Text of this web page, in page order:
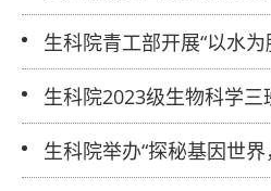
护成长”科普志愿活动
生科院青工部开展“以水为
源”宣讲志愿活动
生科院2023级生物科学三
开团员教育评议大会
生科院举办“探秘基因世界